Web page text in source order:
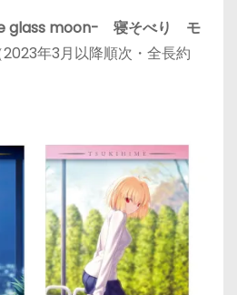
glass moon- 寝そべり モ
2023年3月以降順次・全長約